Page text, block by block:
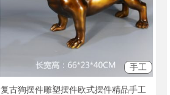
手工
复古狗摆件雕塑摆件欧式摆件精品手工